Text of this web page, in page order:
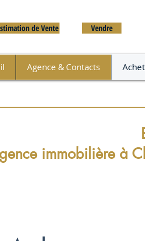
de Vente Vendre
Agence & Contacts
immobilière à